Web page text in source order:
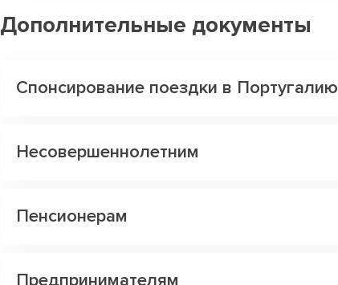
Дополнительные документы
Спонсирование поездки в Португалию
Несовершеннолетним
Пенсионерам
Предпринимателям